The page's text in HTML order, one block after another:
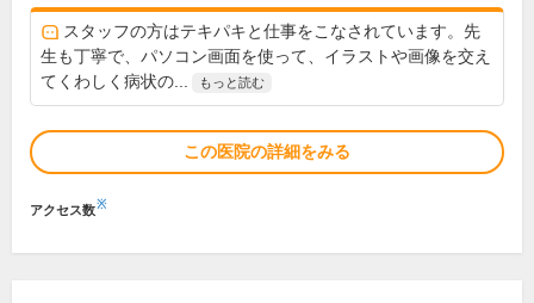
スタッフの方はテキパキと仕事をこなされています。先
生も丁寧で、パソコン画面を使って、イラストや画像を交え
てくわしく病状の...
もっと読む
この医院の詳細をみる
アクセス数※